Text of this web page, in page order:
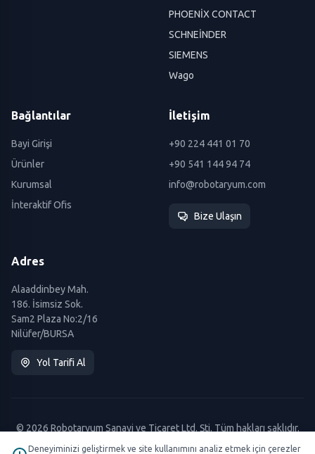
PHOENİX CONTACT
SCHNEİNDER
SIEMENS
Wago
Bağlantılar
Bayi Girişi
Ürünler
Kurumsal
İnteraktif Ofis
İletişim
+90 224 441 01 70
+90 541 144 94 74
info@robotaryum.com
Bize Ulaşın
Adres
Alaaddinbey Mah.
186. İsimsiz Sok.
Sam2 Plaza No:2/16
Nilüfer/BURSA
Yol Tarifi Al
© 2026 Robotaryum Sanayi ve Ticaret Ltd. Şti. Tüm hakları saklıdır.
Deneyiminizi geliştirmek ve site kullanımını analiz etmek için çerezler